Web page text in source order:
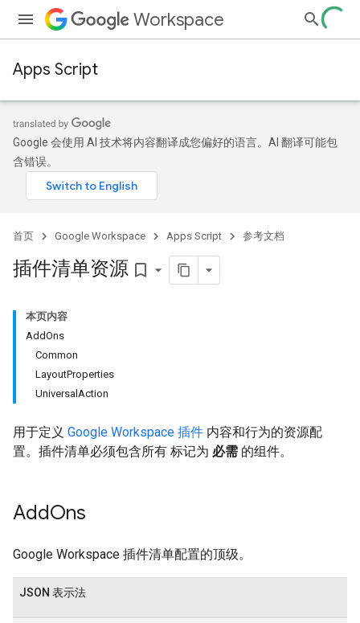
Workspace
Apps Script
Google 会使用 AI 技术将内容翻译成您偏好的语言。AI 翻译可能包
含错误。
首页 Google Workspace Apps Script 参考文档
插件清单资源 bookmark_border
本页内容
AddOns
Common
LayoutProperties
UniversalAction
用于定义 Google Workspace 插件 内容和行为的资源配
置。插件清单必须包含所有 标记为 必需 的组件。
AddOns
Google Workspace 插件清单配置的顶级。
JSON 表示法